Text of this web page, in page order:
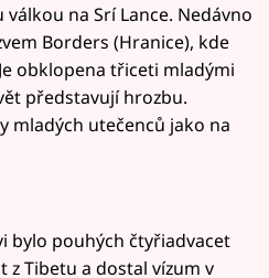
na Srí Lance. Nedávno
Borders (Hranice), kde
obklopena třiceti mladými
představují hrozbu.
mladých utečenců jako na
bylo pouhých čtyřiadvacet
z Tibetu a dostal vízum v